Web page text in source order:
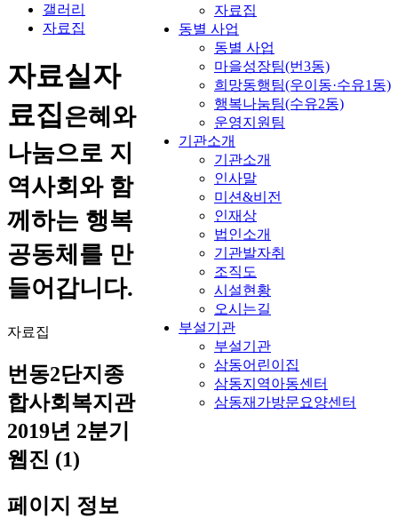
자료집
동별 사업
동별 사업
마을성장팀(번3동)
희망동행팀(우이동·수유1동)
행복나눔팀(수유2동)
운영지원팀
기관소개
기관소개
인사말
미션&비전
인재상
법인소개
기관발자취
조직도
시설현황
오시는길
부설기관
부설기관
삼동어린이집
삼동지역아동센터
삼동재가방문요양센터
갤러리
자료집
자료실자
료집은혜와
나눔으로 지
역사회와 함
께하는 행복
공동체를 만
들어갑니다.
자료집
번동2단지종
합사회복지관
2019년 2분기
웹진 (1)
페이지 정보